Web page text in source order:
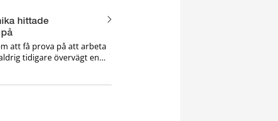
hittade
att få prova på att arbeta
tidigare övervägt en